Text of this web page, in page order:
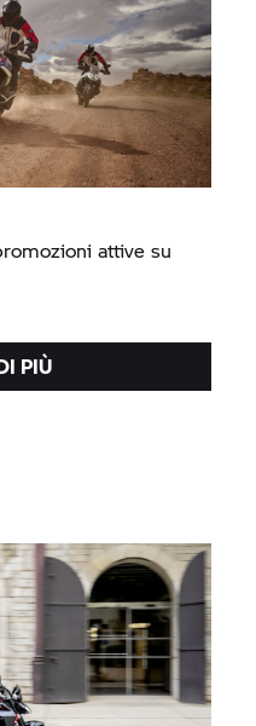
attive su
PIÙ